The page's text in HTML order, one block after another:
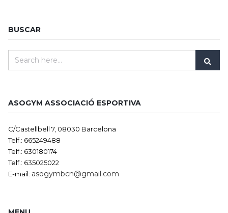
BUSCAR
ASOGYM ASSOCIACIÓ ESPORTIVA
C/Castellbell 7, 08030 Barcelona
Telf.: 665249488
Telf.: 630180174
Telf.: 635025022
E-mail: asogymbcn@gmail.com